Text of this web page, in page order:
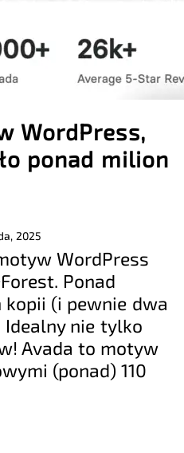
WordPress,
ponad milion
2025
WordPress
Ponad
(i pewnie dwa
nie tylko
Avada to motyw
(ponad) 110